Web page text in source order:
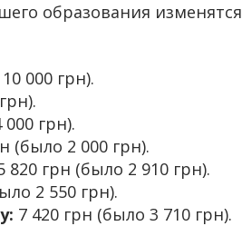
образования изменятся
000 грн).
грн).
(было 2 000 грн).
820 грн (было 2 910 грн).
2 550 грн).
7 420 грн (было 3 710 грн).